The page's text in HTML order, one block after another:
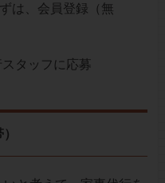
は、会員登録（無
タッフに応募